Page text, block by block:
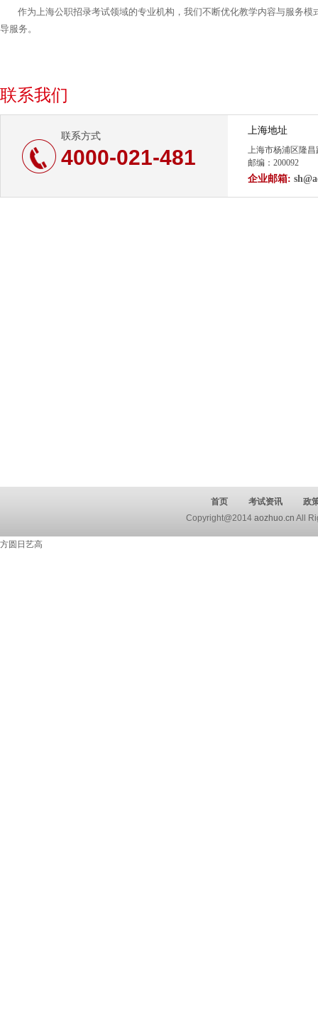
作为上海公职招录考试领域的专业机构，我们不断优化教学内容与服务
导服务。
联系我们
联系方式
4000-021-481
上海地址
上海市杨浦区隆昌
邮编：200092
企业邮箱:
首页 考试资讯
政
Copyright@2014 aozhuo.cn All
方圆日艺高